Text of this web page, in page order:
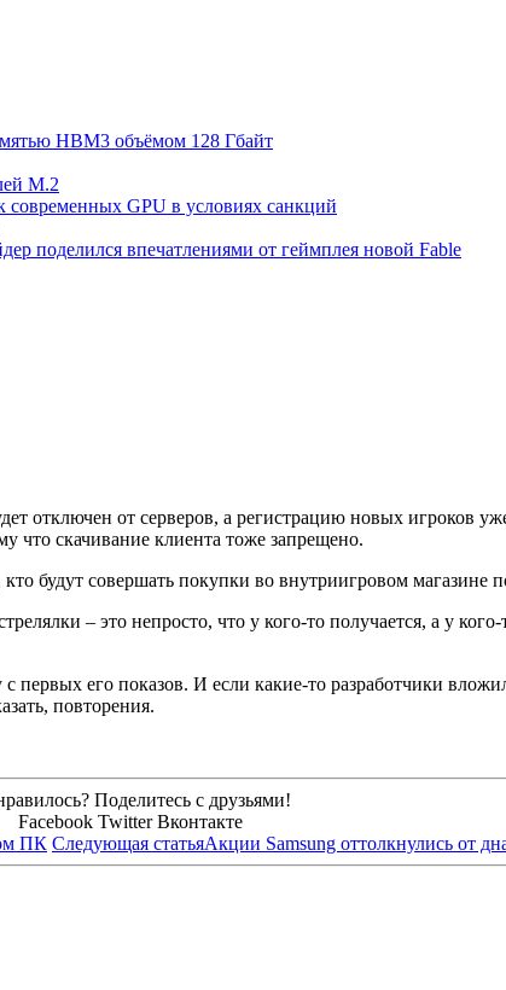
HBM3 объёмом 128 Гбайт
M.2
современных GPU в условиях санкций
поделился впечатлениями от геймплея новой Fable
отключен от серверов, а регистрацию новых игроков
что скачивание клиента тоже запрещено.
будут совершать покупки во внутриигровом магазине
– это непросто, что у кого-то получается, а у
его показов. И если какие-то разработчики
повторения.
Поделитесь с друзьями!
Facebook Twitter Вконтакте
ПК Следующая статьяАкции Samsung оттолкнулись от